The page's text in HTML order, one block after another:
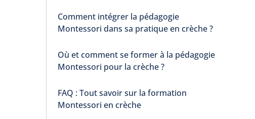
Comment intégrer la pédagogie
Montessori dans sa pratique en crèche ?
Où et comment se former à la pédagogie
Montessori pour la crèche ?
FAQ : Tout savoir sur la formation
Montessori en crèche